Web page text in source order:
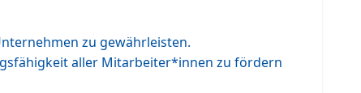
zu gewährleisten.
aller Mitarbeiter*innen zu fördern